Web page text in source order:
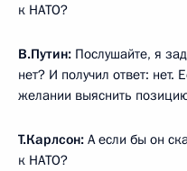
к НАТО?
В.Путин: Послушайте, я
нет? И получил ответ:
желании выяснить
Т.Карлсон: А если бы он
к НАТО?